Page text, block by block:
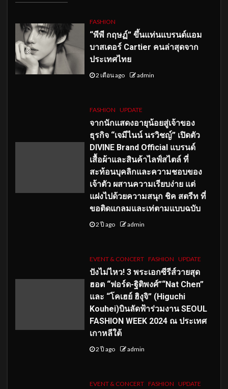
FASHION
“พีพี กฤษฏ์” ขึ้นแท่นแบรนด์แอม
บาสเดอร์ Cartier คนล่าสุดจาก
ประเทศไทย
2 เดือน ago admin
FASHION UPDATE
จากนักแสดงอายุน้อยสู่เจ้าของ
ธุรกิจ “เจมีไนน์ นรวิชญ์” เปิดตัว
DIVINE Brand Official แบรนด์
เสื้อผ้าและสินค้าไลฟ์สไตล์ ที่
สะท้อนบุคลิกและความชอบของ
เจ้าตัว ผสานความเรียบง่าย แต่
แฝงไปด้วยความสนุก ชิค สตรีท ที่
ขอติดแกลมและเท่ตามแบบฉบับ
2 ปี ago admin
EVENT & CONCERT FASHION UPDATE
ปังไม่ไหว! 3 พระเอกซีรีส์วายสุด
ฮอต “ฟอร์ด-ฐิติพงศ์”“Nat Chen”
และ “โคเฮย์ ฮิงุจิ” (Higuchi
Kouhei)บินลัดฟ้าร่วมงาน SEOUL
FASHION WEEK 2024 ณ ประเทศ
เกาหลีใต้
2 ปี ago admin
EVENT & CONCERT FASHION UPDATE